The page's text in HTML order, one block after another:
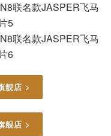
舰店 >
舰店 >